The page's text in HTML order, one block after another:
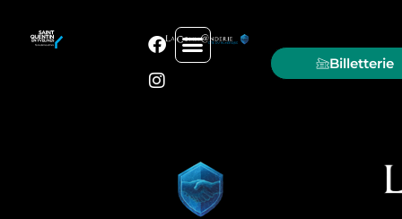
Billetterie